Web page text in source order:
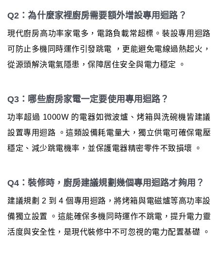
Q2：為什麼家裡廚房需要額外增設專用迴路？
現代廚房高功率家電多，電路負載常超標。裝設專用迴路
可防止多機同時運作引發跳電 ，更能避免電線過熱起火，
從源頭解決電氣隱患，保障居住安全與電力穩定 。
Q3：哪些廚房家電一定要使用專用迴路？
功率超過 1000W 的電器如微波爐、烤箱與洗碗機皆建議
設置專用迴路 。這類設備耗電量大，獨立供電可確保電壓
穩定、減少跳電機率，並保護電器精密零件不致損壞 。
Q4：裝修時，廚房建議規劃幾個專用迴路才夠用？
建議規劃 2 到 4 個專用迴路，將烤箱與電磁爐等高功率設
備獨立設置 。這能確保多機同時運作不跳電，提升電力靈
活度與安全性，是現代裝修中不可忽視的電力配置基礎 。